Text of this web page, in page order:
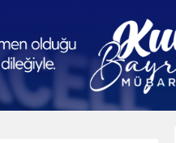
FAZLASI MI VAR?